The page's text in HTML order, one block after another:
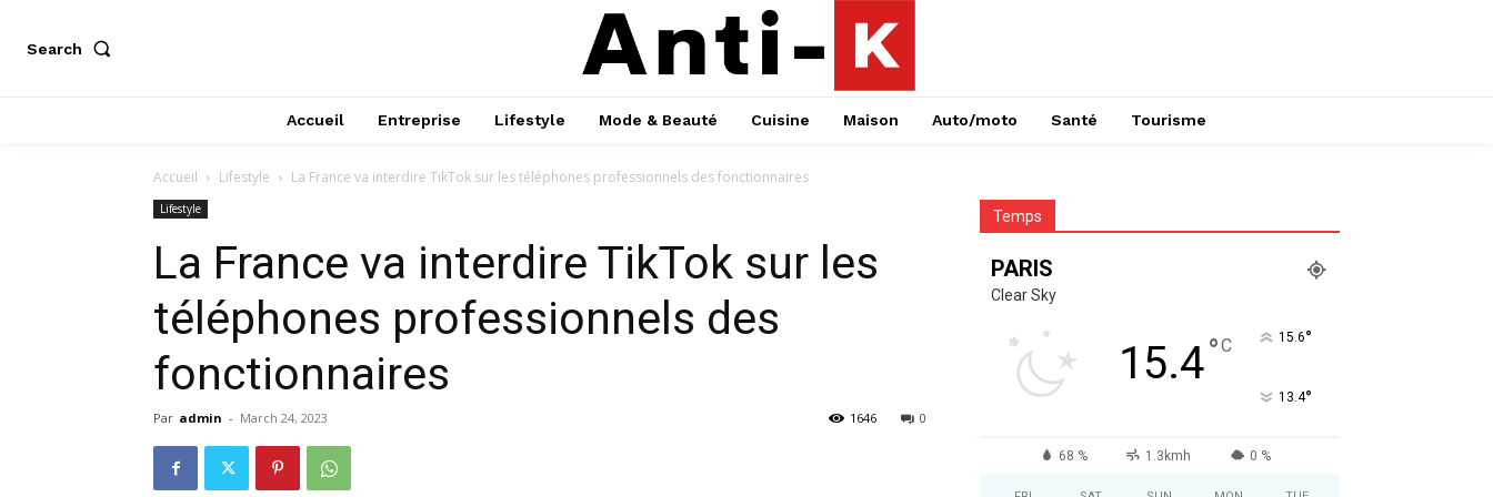
Search
Accueil Entreprise Lifestyle Mode & Beauté Cuisine Maison Auto/moto Santé Tourisme
Accueil Lifestyle La France va interdire TikTok sur les téléphones professionnels des fonctionnaires
Lifestyle
La France va interdire TikTok sur les
téléphones professionnels des
fonctionnaires
Par admin - March 24, 2023 0
1646
Temps
PARIS
Clear Sky
15.4°C 15.6°
13.4°
68 % 1.3kmh 0 %